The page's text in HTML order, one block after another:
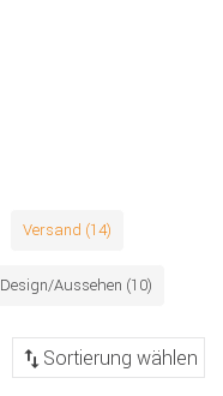
Versand (14)
Design/Aussehen (10)